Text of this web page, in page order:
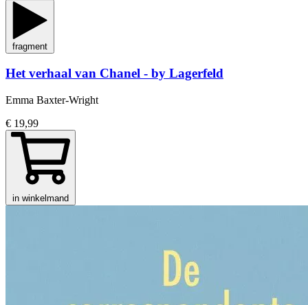
fragment
Het verhaal van Chanel - by Lagerfeld
Emma Baxter-Wright
€ 19,99
in winkelmand